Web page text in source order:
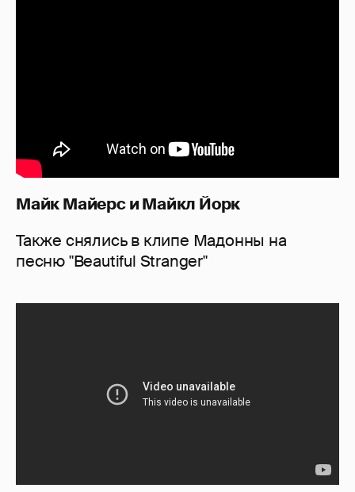
Майк Майерс и Майкл Йорк
Также снялись в клипе Мадонны на
песню "Beautiful Stranger"